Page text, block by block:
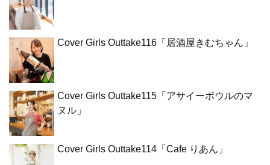
Cover Girls Outtake116「居酒屋きむちゃん」
Cover Girls Outtake115「アサイーボウルのマ
ヌル」
Cover Girls Outtake114「Cafe りあん」